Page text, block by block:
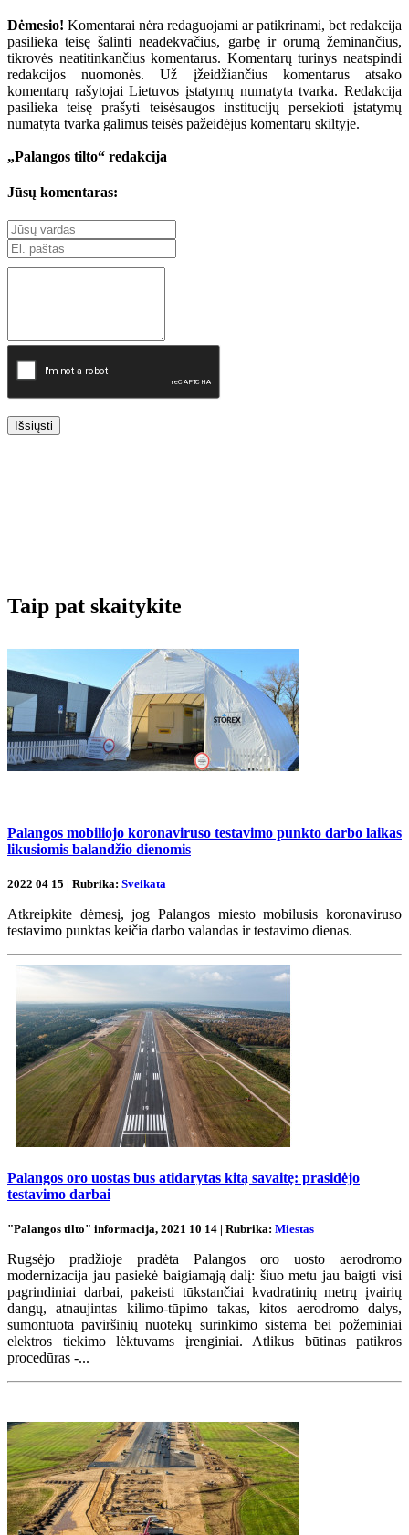
Dėmesio! Komentarai nėra redaguojami ar patikrinami, bet redakcija
pasilieka teisę šalinti neadekvačius, garbę ir orumą žeminančius,
tikrovės neatitinkančius komentarus. Komentarų turinys neatspindi
redakcijos nuomonės. Už įžeidžiančius komentarus atsako
komentarų rašytojai Lietuvos įstatymų numatyta tvarka. Redakcija
pasilieka teisę prašyti teisėsaugos institucijų persekioti įstatymų
numatyta tvarka galimus teisės pažeidėjus komentarų skiltyje.
„Palangos tilto“ redakcija
Jūsų komentaras:
Išsiųsti
Taip pat skaitykite
Palangos mobiliojo koronaviruso testavimo punkto darbo laikas
likusiomis balandžio dienomis
2022 04 15 | Rubrika: Sveikata
Atkreipkite dėmesį, jog Palangos miesto mobilusis koronaviruso
testavimo punktas keičia darbo valandas ir testavimo dienas.
Palangos oro uostas bus atidarytas kitą savaitę: prasidėjo
testavimo darbai
"Palangos tilto" informacija, 2021 10 14 | Rubrika: Miestas
Rugsėjo pradžioje pradėta Palangos oro uosto aerodromo
modernizacija jau pasiekė baigiamąją dalį: šiuo metu jau baigti visi
pagrindiniai darbai, pakeisti tūkstančiai kvadratinių metrų įvairių
dangų, atnaujintas kilimo-tūpimo takas, kitos aerodromo dalys,
sumontuota paviršinių nuotekų surinkimo sistema bei požeminiai
elektros tiekimo lėktuvams įrenginiai. Atlikus būtinas patikros
procedūras -...